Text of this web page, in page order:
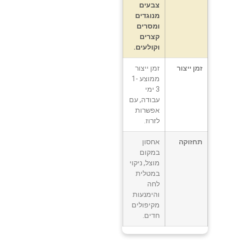
צבעים
מנוגדים
ומסרים
קצרים
וקולעים.
זמן ייצור
זמן ייצור
ממוצע 1-
3 ימי
עבודה, עם
אפשרות
לזרוז.
תחזוקה
אחסון
במקום
מוצל, ניקוי
במטלית
לחה
והימנעות
מקיפולים
חדים.